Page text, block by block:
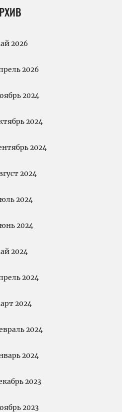
2026
2026
2024
2024
2024
2024
2024
2024
2024
2024
2024
2024
2024
2023
2023